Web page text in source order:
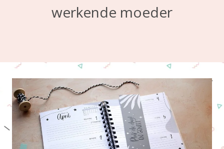
werkende moeder